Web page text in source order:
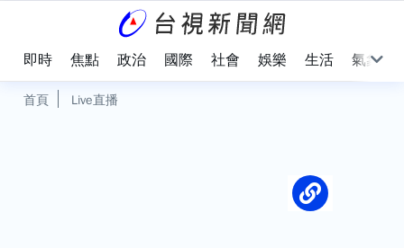
即時 焦點 政治 國際 社會 娛樂 生活 氣象
首頁 Live直播